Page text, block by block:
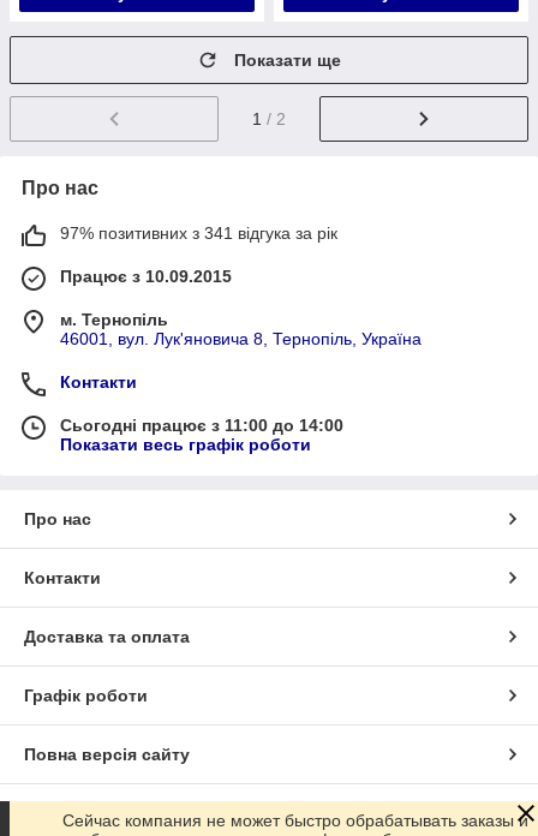
Показати ще
1 / 2
Про нас
97% позитивних з 341 відгука за рік
Працює з 10.09.2015
м. Тернопіль
46001, вул. Лук'яновича 8, Тернопіль, Україна
Контакти
Сьогодні працює з 11:00 до 14:00
Показати весь графік роботи
Про нас
Контакти
Доставка та оплата
Графік роботи
Повна версія сайту
Сайт створено на маркетплейсі Prom.ua
Сейчас компания не может быстро обрабатывать заказы и